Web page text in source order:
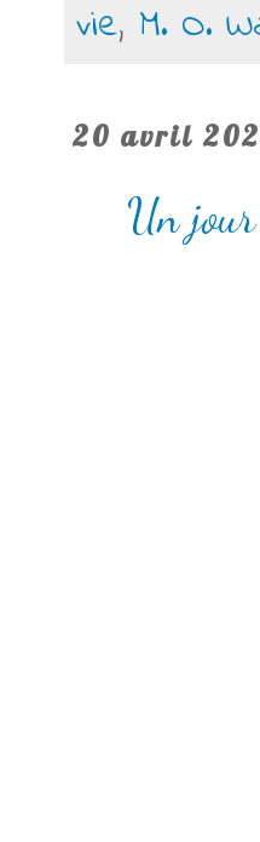
vie, M. O.
20 avril
Un